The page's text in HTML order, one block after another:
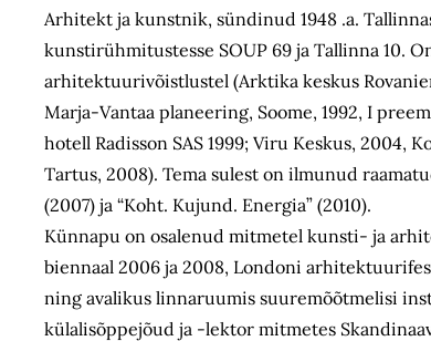
Arhitekt ja kunstnik, sündinud 1948 .a.
kunstirühmitustesse SOUP 69 ja Tallinna 10.
arhitektuurivõistlustel (Arktika keskus
Marja-Vantaa planeering, Soome, 1992, I
hotell Radisson SAS 1999; Viru Keskus, 2004,
Tartus, 2008). Tema sulest on ilmunud
(2007) ja “Koht. Kujund. Energia” (2010).
Künnapu on osalenud mitmetel kunsti- ja
biennaal 2006 ja 2008, Londoni
ning avalikus linnaruumis suuremõõtmelisi
külalisõppejõud ja -lektor mitmetes